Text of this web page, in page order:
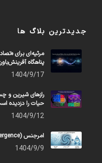
جدیدترین بلاگ ها
مرثیه‌ای برای
پناهگاه
1404/9/17
رازهای شیرین و
حیات را دزدیده
1404/9/12
امرجنس (Emergence) یا «نوظهوری» چیست؟
1404/9/9